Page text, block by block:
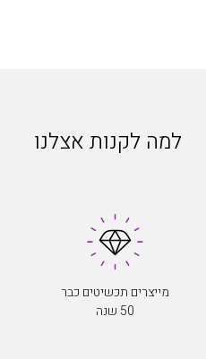
למה לקנות אצלנו
מייצרים תכשיטים כבר
50 שנה